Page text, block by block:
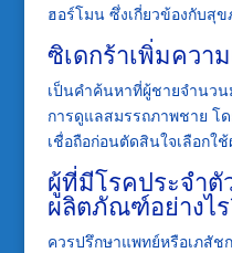
ฮอร์โมน ซึ่งเกี่ยวข้องกับสุ
ซิเดกร้าเพิ่มควา
เป็นคำค้นหาที่ผู้ชายจำนวน
การดูแลสมรรถภาพชาย โ
เชื่อถือก่อนตัดสินใจเลือก
ผู้ที่มีโรคประจำตั
ผลิตภัณฑ์อย่างไร
ควรปรึกษาแพทย์หรือเภสัช